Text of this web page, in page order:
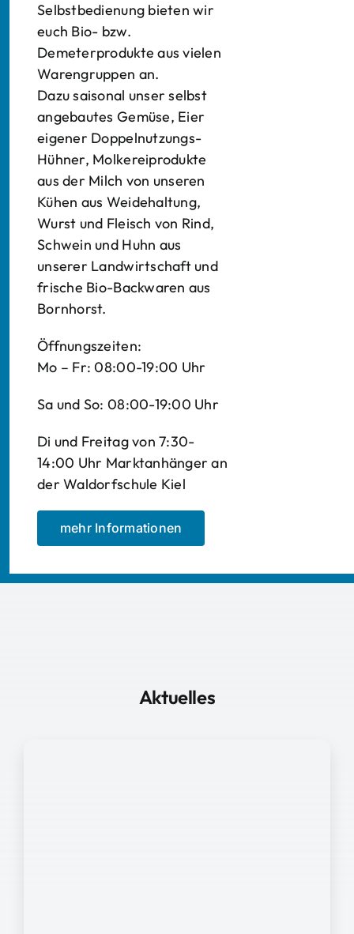
Selbstbedienung bieten wir
euch Bio- bzw.
Demeterprodukte aus vielen
Warengruppen an.
Dazu saisonal unser selbst
angebautes Gemüse, Eier
eigener Doppelnutzungs-
Hühner, Molkereiprodukte
aus der Milch von unseren
Kühen aus Weidehaltung,
Wurst und Fleisch von Rind,
Schwein und Huhn aus
unserer Landwirtschaft und
frische Bio-Backwaren aus
Bornhorst.
Öffnungszeiten:
Mo – Fr: 08:00-19:00 Uhr
Sa und So: 08:00-19:00 Uhr
Di und Freitag von 7:30-
14:00 Uhr Marktanhänger an
der Waldorfschule Kiel
mehr Informationen
Aktuelles